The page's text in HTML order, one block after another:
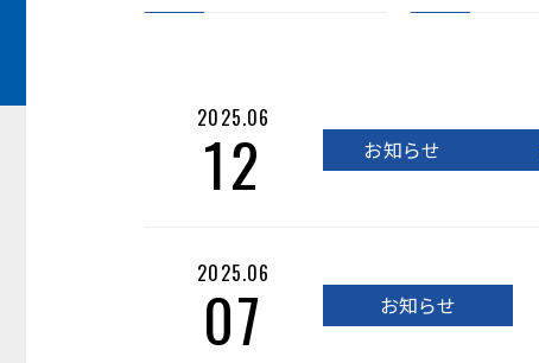
2025.06
12 お知らせ
2025.06
07 お知らせ